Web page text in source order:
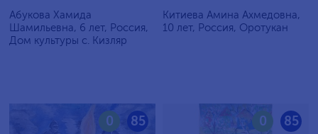
Абукова Хамида
Шамильевна, 6 лет, Россия,
Дом культуры с. Кизляр
Китиева Амина Ахмедовна,
10 лет, Россия, Оротукан
85
0 85
0